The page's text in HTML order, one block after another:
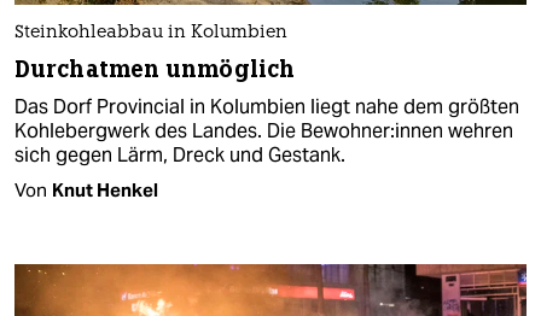
Steinkohleabbau in Kolumbien
Durchatmen unmöglich
Das Dorf Provincial in Kolumbien liegt nahe dem größten
Kohlebergwerk des Landes. Die Bewohner:innen wehren
sich gegen Lärm, Dreck und Gestank.
Von Knut Henkel